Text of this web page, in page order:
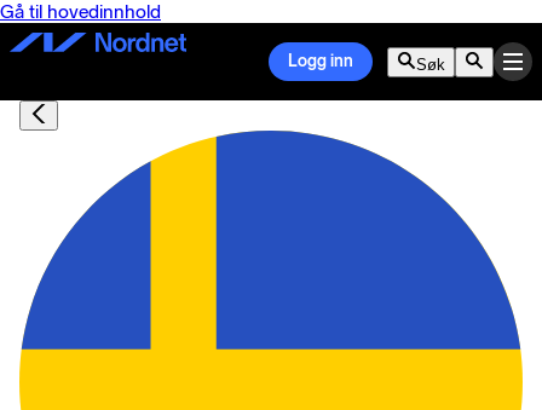
Gå til hovedinnhold
Logg inn Søk